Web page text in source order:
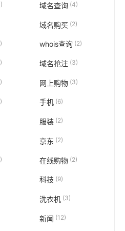
域名查询(4)
域名购买(2)
whois查询(2)
域名抢注(3)
网上购物(3)
手机 (6)
服装(2)
京东 (2)
在线购物(2)
科技 (9)
洗衣机 (3)
新闻 (12)